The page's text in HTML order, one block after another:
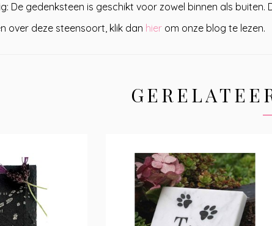
De gedenksteen is geschikt voor zowel binnen als
over deze steensoort, klik dan hier om onze blog te lezen.